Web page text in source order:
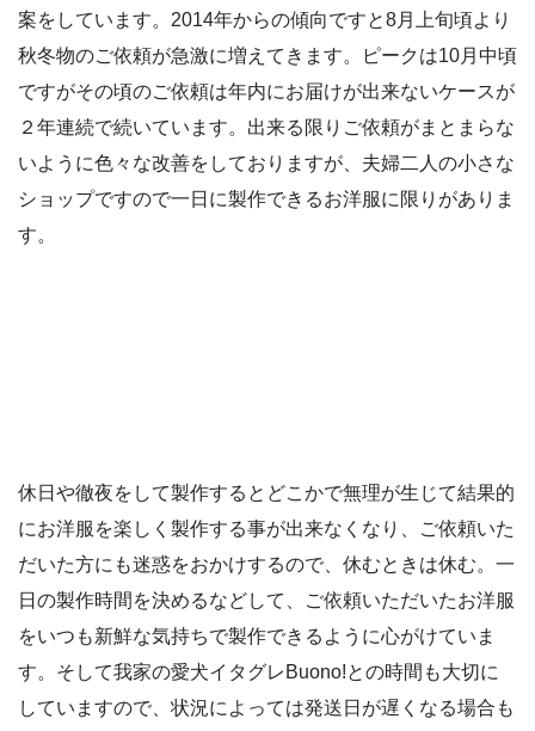
案をしています。2014年からの傾向ですと8月上旬頃より
秋冬物のご依頼が急激に増えてきます。ピークは10月中頃
ですがその頃のご依頼は年内にお届けが出来ないケースが
２年連続で続いています。出来る限りご依頼がまとまらな
いように色々な改善をしておりますが、夫婦二人の小さな
ショップですので一日に製作できるお洋服に限りがありま
す。
休日や徹夜をして製作するとどこかで無理が生じて結果的
にお洋服を楽しく製作する事が出来なくなり、ご依頼いた
だいた方にも迷惑をおかけするので、休むときは休む。一
日の製作時間を決めるなどして、ご依頼いただいたお洋服
をいつも新鮮な気持ちで製作できるように心がけていま
す。そして我家の愛犬イタグレBuono!との時間も大切に
していますので、状況によっては発送日が遅くなる場合も